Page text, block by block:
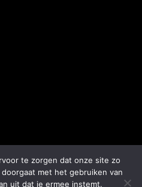
te zorgen dat onze site zo
met het gebruiken van
uit dat je ermee instemt.